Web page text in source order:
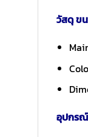
วัสดุ ข
อุปกรณ์